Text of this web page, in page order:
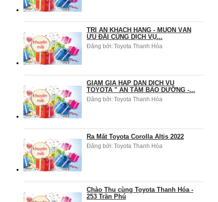
TRI ÂN KHÁCH HÀNG - MUÔN VÀN
ƯU ĐÃI CÙNG DỊCH VỤ...
Đăng bởi:Toyota Thanh Hóa
GIẢM GIÁ HẤP DẪN DỊCH VỤ
TOYOTA " AN TÂM BẢO DƯỠNG -...
Đăng bởi:Toyota Thanh Hóa
Ra Mắt Toyota Corolla Altis 2022
Đăng bởi:Toyota Thanh Hóa
Chào Thu cùng Toyota Thanh Hóa -
253 Trần Phú